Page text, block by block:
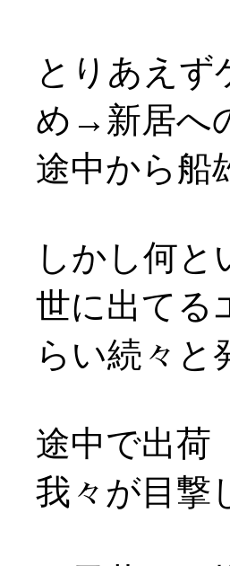
とりあえず
め→新居へ
途中から船
しかし何と
世に出てる
らい続々と
途中で出荷
我々が目